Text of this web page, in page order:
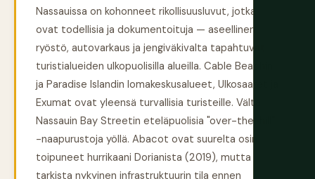
Nassauissa on kohonneet rikollisuusluvut, jotka
ovat todellisia ja dokumentoituja — aseellinen
ryöstö, autovarkaus ja jengiväkivalta tapahtuvat
turistialueiden ulkopuolisilla alueilla. Cable Beachin
ja Paradise Islandin lomakeskusalueet, Ulkosaaret ja
Exumat ovat yleensä turvallisia turisteille. Vältä
Nassauin Bay Streetin eteläpuolisia "over-the-hill"
-naapurustoja yöllä. Abacot ovat suurelta osin
toipuneet hurrikaani Dorianista (2019), mutta
tarkista nykyinen infrastruktuurin tila ennen